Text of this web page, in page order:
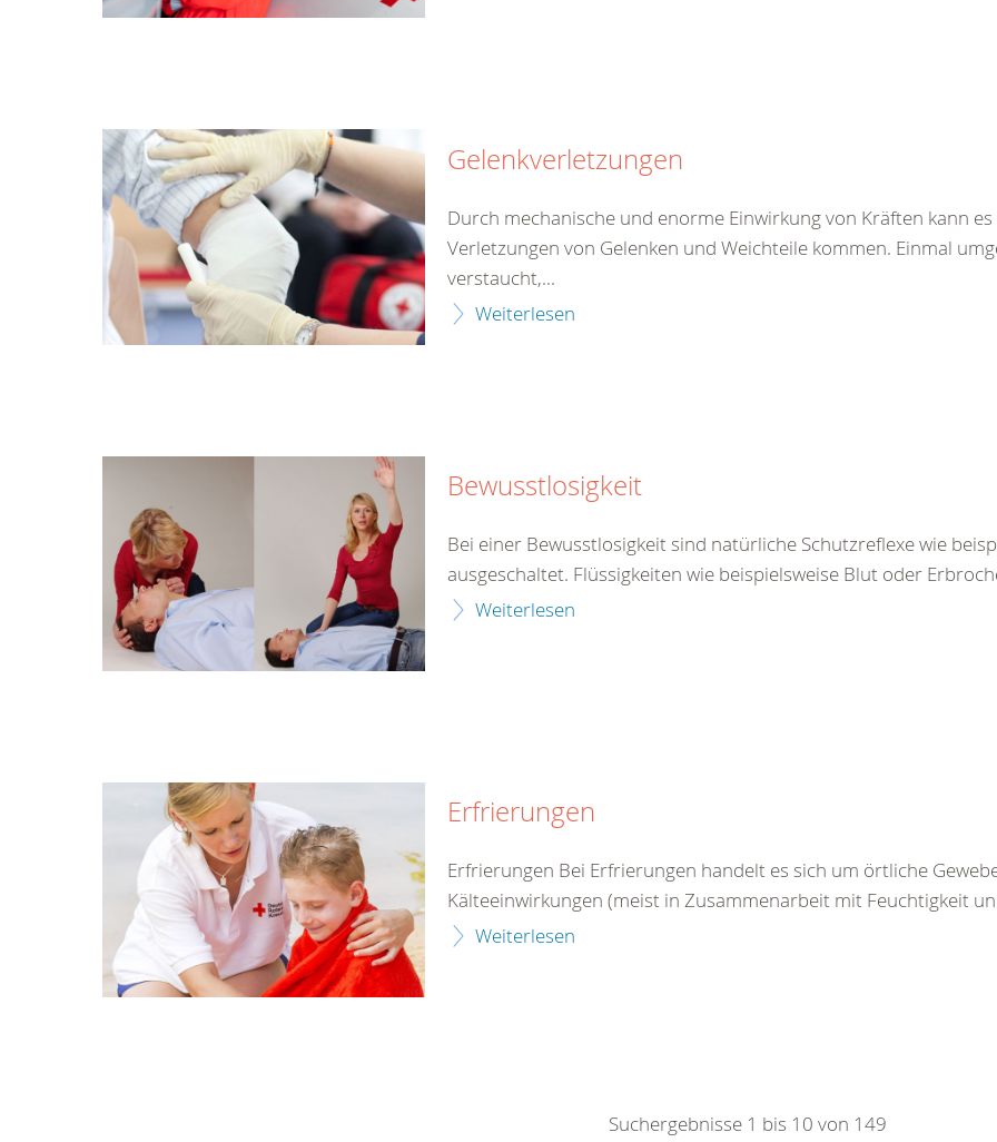
Gelenkverletzungen
Durch mechanische und enorme Einwirkung von Kräften kann
Verletzungen von Gelenken und Weichteile kommen. Einmal
verstaucht,...
Weiterlesen
Bewusstlosigkeit
Bei einer Bewusstlosigkeit sind natürliche Schutzreflexe wie
ausgeschaltet. Flüssigkeiten wie beispielsweise Blut oder
Weiterlesen
Erfrierungen
Erfrierungen Bei Erfrierungen handelt es sich um örtliche
Kälteeinwirkungen (meist in Zusammenarbeit mit Feuchtigkeit
Weiterlesen
Suchergebnisse 1 bis 10 von 149